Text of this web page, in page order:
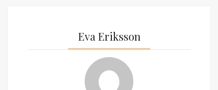
Eva Eriksson